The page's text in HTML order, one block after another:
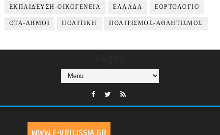
ΕΚΠΑΙΔΕΥΣΗ-ΟΙΚΟΓΕΝΕΙΑ ΕΛΛΑΔΑ ΕΟΡΤΟΛΟΓΙΟ
ΟΤΑ-ΔΗΜΟΙ ΠΟΛΙΤΙΚΗ ΠΟΛΙΤΙΣΜΟΣ-ΑΘΛΗΤΙΣΜΟΣ
WWW.E-VRILISSIA.GR